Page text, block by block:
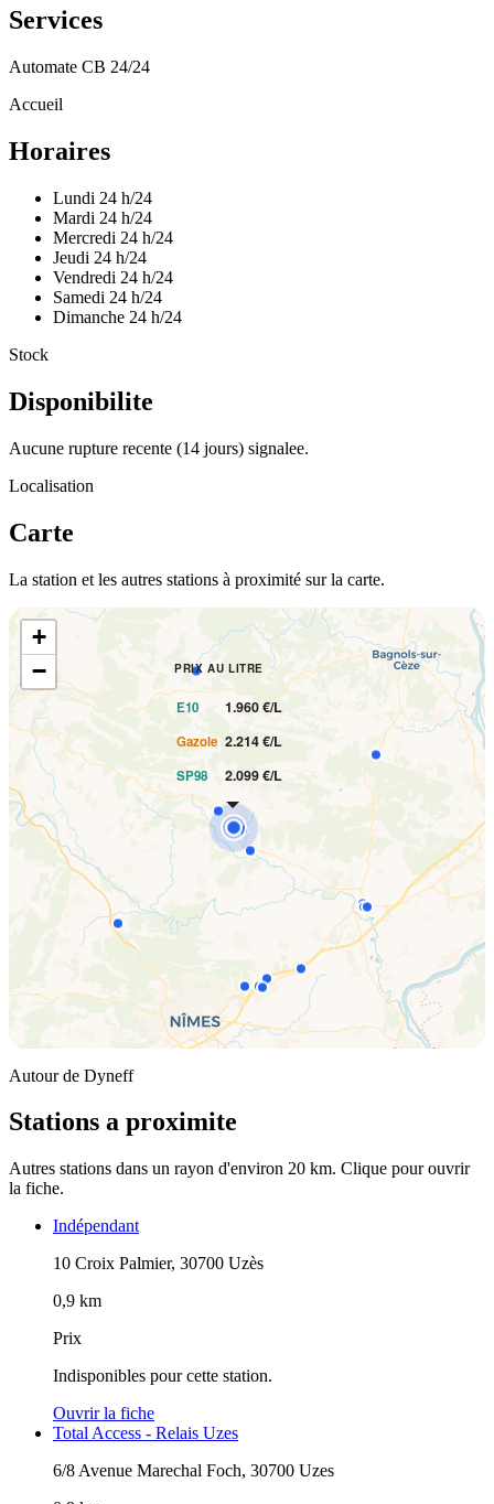
Services
Automate CB 24/24
Accueil
Horaires
Lundi 24 h/24
Mardi 24 h/24
Mercredi 24 h/24
Jeudi 24 h/24
Vendredi 24 h/24
Samedi 24 h/24
Dimanche 24 h/24
Stock
Disponibilite
Aucune rupture recente (14 jours) signalee.
Localisation
Carte
La station et les autres stations à proximité sur la carte.
PRIX AU LITRE
E10 1.960 €/L
Gazole 2.214 €/L
SP98 2.099 €/L
+
−
Autour de Dyneff
Stations a proximite
Autres stations dans un rayon d'environ 20 km. Clique pour ouvrir
la fiche.
Indépendant
10 Croix Palmier, 30700 Uzès
0,9 km
Prix
Indisponibles pour cette station.
Ouvrir la fiche
Total Access - Relais Uzes
6/8 Avenue Marechal Foch, 30700 Uzes